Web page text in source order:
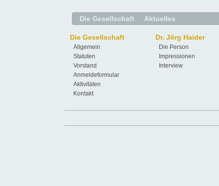
Die Gesellschaft Aktuelles
Die Gesellschaft
Allgemein
Statuten
Vorstand
Anmeldeformular
Aktivitäten
Kontakt
Dr. Jörg Haider
Die Person
Impressionen
Interview